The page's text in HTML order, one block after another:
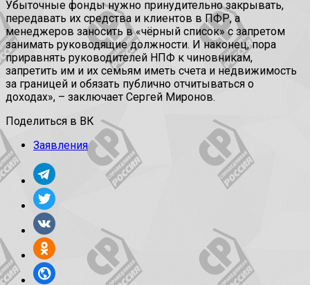
Убыточные фонды нужно принудительно закрывать,
передавать их средства и клиентов в ПФР, а
менеджеров заносить в «чёрный список» с запретом
занимать руководящие должности. И наконец, пора
приравнять руководителей НПФ к чиновникам,
запретить им и их семьям иметь счета и недвижимость
за границей и обязать публично отчитываться о
доходах», – заключает Сергей Миронов.
Поделиться в ВК
Заявления